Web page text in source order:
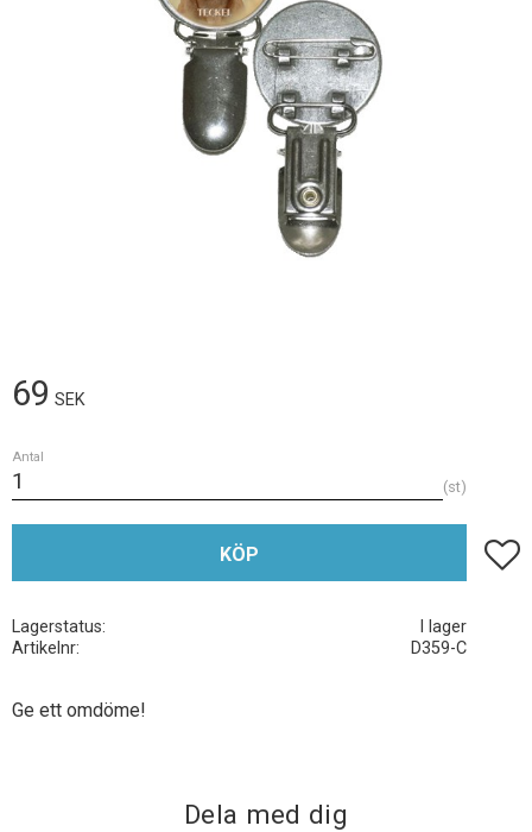
69 SEK
Antal
st
KÖP Lägg
Lagerstatus
I lager
Artikelnr
D359-C
Ge ett omdöme!
Dela med dig